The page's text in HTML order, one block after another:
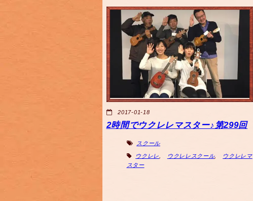
2017-01-18
2時間でウクレレマスター♪第299回
スクール
ウクレレ ウクレレスクール,
ウクレレマ
スター